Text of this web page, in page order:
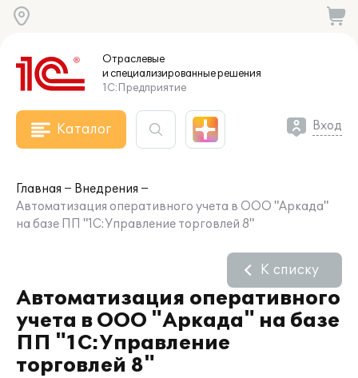
Отраслевые
и специализированныерешения
1С:Предприятие
Каталог Вход
Главная
Внедрения
Автоматизация оперативного учета в ООО "Аркада"
на базе ПП "1С:Управление торговлей 8"
Автоматизация оперативного
учета в ООО "Аркада" на базе
ПП "1С:Управление
торговлей 8"
К списку